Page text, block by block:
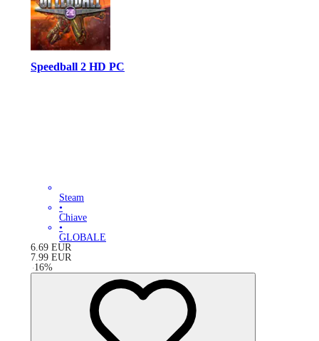
Speedball 2 HD PC
Steam
•
Chiave
•
GLOBALE
6.69 EUR
7.99 EUR
-16%